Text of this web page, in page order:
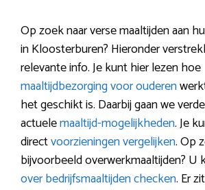
Op zoek naar verse maaltijden aan
in Kloosterburen? Hieronder
relevante info. Je kunt hier lezen hoe
maaltijdbezorging voor ouderen
het geschikt is. Daarbij gaan we
actuelemaaltijd-mogelijkheden. Je
directvoorzieningen vergelijken. Op
bijvoorbeeld overwerkmaaltijden? U
over bedrijfsmaaltijden checken. Er